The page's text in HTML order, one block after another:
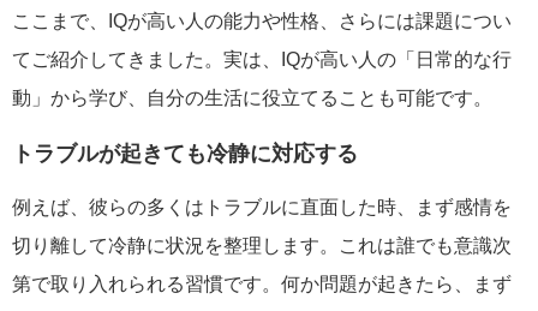
ここまで、IQが高い人の能力や性格、さらには課題につい
てご紹介してきました。実は、IQが高い人の「日常的な行
動」から学び、自分の生活に役立てることも可能です。
トラブルが起きても冷静に対応する
例えば、彼らの多くはトラブルに直面した時、まず感情を
切り離して冷静に状況を整理します。これは誰でも意識次
第で取り入れられる習慣です。何か問題が起きたら、まず